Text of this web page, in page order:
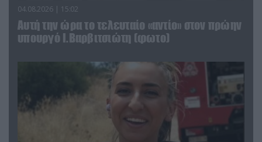
04.08.2026 | 15:02
Αυτή την ώρα το τελευταίο «αντίο» στον πρώην
υπουργό Ι.Βαρβιτσιώτη (φωτο)